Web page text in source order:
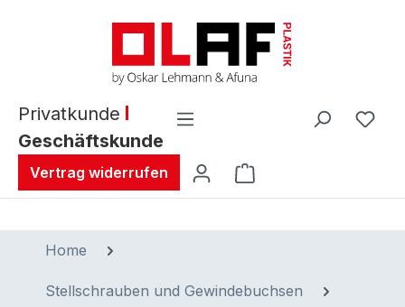
Privatkunde
Geschäftskunde
Vertrag widerrufen Warenkorb enthält
Home
Stellschrauben und Gewindebuchsen